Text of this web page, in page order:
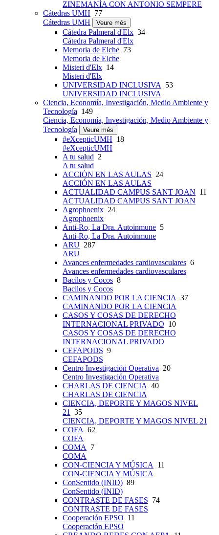
ZINEMANÍA CON ANTONIO SEMPERE
Cátedras UMH 77
Cátedras UMH
Veure més
Cátedra Palmeral d'Elx 34
Cátedra Palmeral d'Elx
Memoria de Elche 73
Memoria de Elche
Misteri d'Elx 14
Misteri d'Elx
UNIVERSIDAD INCLUSIVA
53
UNIVERSIDAD INCLUSIVA
Ciencia, Economía, Investigación, Medio Ambiente y
Tecnología 149
Ciencia, Economía, Investigación, Medio Ambiente y
Tecnología
Veure més
#eXcepticUMH 18
#eXcepticUMH
A tu salud 2
A tu salud
ACCIÓN EN LAS AULAS 24
ACCIÓN EN LAS AULAS
ACTUALIDAD CAMPUS SANT JOAN 11
ACTUALIDAD CAMPUS SANT JOAN
Agrophoenix 24
Agrophoenix
Anti-Ro, La Dra. Autoinmune 5
Anti-Ro, La Dra. Autoinmune
ARU 287
ARU
Avances enfermedades cardiovasculares 6
Avances enfermedades cardiovasculares
Bacilos y Cocos 8
Bacilos y Cocos
CAMINANDO POR LA CIENCIA 37
CAMINANDO POR LA CIENCIA
CASOS Y COSAS DE DERECHO
INTERNACIONAL PRIVADO 10
CASOS Y COSAS DE DERECHO
INTERNACIONAL PRIVADO
CEFAPODS 9
CEFAPODS
Centro Investigación Operativa 20
Centro Investigación Operativa
CHARLAS DE CIENCIA 40
CHARLAS DE CIENCIA
CIENCIA, DEPORTE Y MAGOS NIVEL
21
35
CIENCIA, DEPORTE Y MAGOS NIVEL 21
COFA 62
COFA
COMA
7
COMA
CON-CIENCIA Y MÚSICA
11
CON-CIENCIA Y MÚSICA
ConSentido (INID) 89
ConSentido (INID)
CONTRASTE DE FASES 74
CONTRASTE DE FASES
Cooperación EPSO 11
Cooperación EPSO